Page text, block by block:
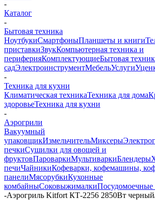
-
Каталог
-
Бытовая техника
НоутбукиСмартфоныПланшеты и книги
приставкиЗвукКомпьютерная техника и
периферияКомплектующиеБытовая
садЭлектроинструментМебельУслуги
-
Техника для кухни
Климатическая техникаТехника для дома
здоровьеТехника для кухни
-
Аэрогрили
Вакуумный
упаковщикИзмельчительМиксеры
печкиСушилки для овощей и
фруктовПароваркиМультиваркиБлендеры
печиЧайникиКофеварки, кофемашины,
панелиМясорубкиКухонные
комбайныСоковыжималки
-Аэрогриль Kitfort КТ-2256 2850Вт